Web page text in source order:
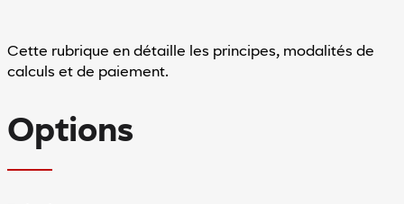
sur
l'accessibilité
Réinitialiser
les valeurs
Vous
Cette rubrique en détaille les principes, modalités de
calculs et de paiement.
Options